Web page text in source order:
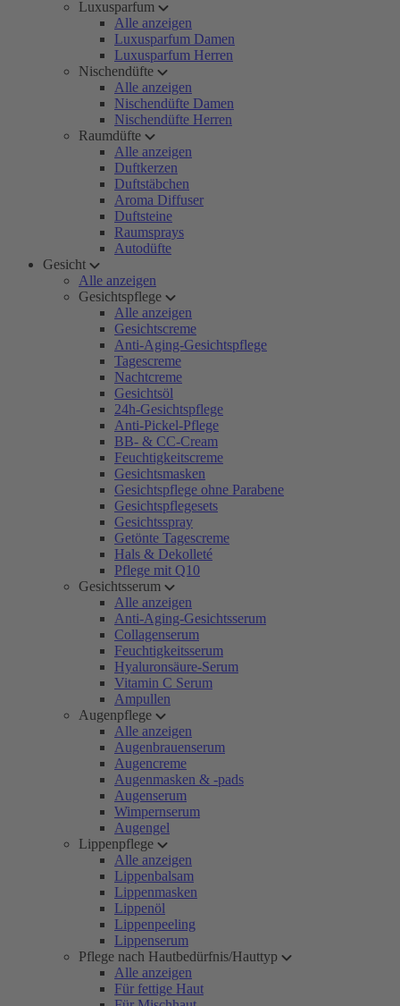
Luxusparfum
Alle anzeigen
Luxusparfum Damen
Luxusparfum Herren
Nischendüfte
Alle anzeigen
Nischendüfte Damen
Nischendüfte Herren
Raumdüfte
Alle anzeigen
Duftkerzen
Duftstäbchen
Aroma Diffuser
Duftsteine
Raumsprays
Autodüfte
Gesicht
Alle anzeigen
Gesichtspflege
Alle anzeigen
Gesichtscreme
Anti-Aging-Gesichtspflege
Tagescreme
Nachtcreme
Gesichtsöl
24h-Gesichtspflege
Anti-Pickel-Pflege
BB- & CC-Cream
Feuchtigkeitscreme
Gesichtsmasken
Gesichtspflege ohne Parabene
Gesichtspflegesets
Gesichtsspray
Getönte Tagescreme
Hals & Dekolleté
Pflege mit Q10
Gesichtsserum
Alle anzeigen
Anti-Aging-Gesichtsserum
Collagenserum
Feuchtigkeitsserum
Hyaluronsäure-Serum
Vitamin C Serum
Ampullen
Augenpflege
Alle anzeigen
Augenbrauenserum
Augencreme
Augenmasken & -pads
Augenserum
Wimpernserum
Augengel
Lippenpflege
Alle anzeigen
Lippenbalsam
Lippenmasken
Lippenöl
Lippenpeeling
Lippenserum
Pflege nach Hautbedürfnis/Hauttyp
Alle anzeigen
Für fettige Haut